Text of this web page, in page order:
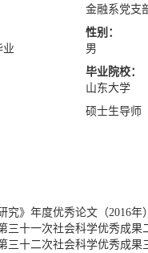
金融系党支
业
性别：
男
毕业院校：
山东大学
硕士生导师
》年度优秀论文（2016年）
十一次社会科学优秀成果
十二次社会科学优秀成果